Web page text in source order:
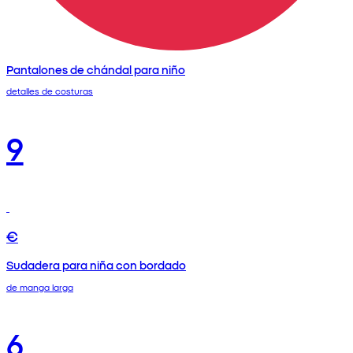
Pantalones de chándal para niño
detalles de costuras
9
€
Sudadera para niña con bordado
de manga larga
6